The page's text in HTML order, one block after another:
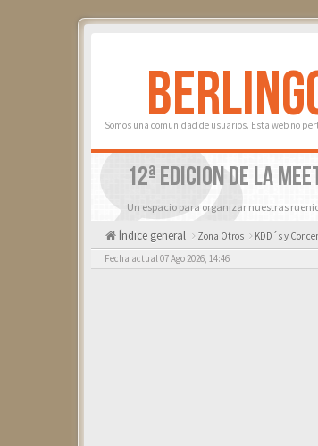
Somos una comunidad de usuarios. Esta web no
12ª EDICION DE LA
Un espacio para organizar nuestras
Índice general Zona Otros KDD´s y
Fecha actual 07 Ago 2026, 14:46